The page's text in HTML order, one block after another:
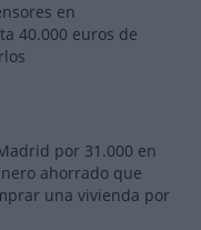
en
40.000 euros de
por 31.000 en
ahorrado que
una vivienda por